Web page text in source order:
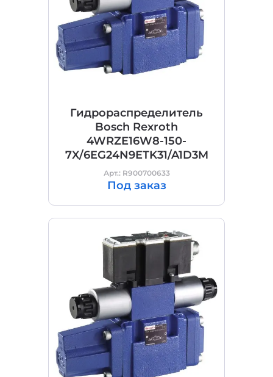
Гидрораспределитель
Bosch Rexroth
4WRZE16W8-150-
7X/6EG24N9ETK31/A1D3M
Арт.: R900700633
Под заказ